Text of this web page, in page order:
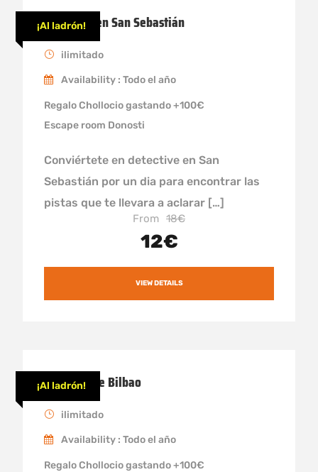
¡Al ladrón!
Detective en San Sebastián
ilimitado
Availability : Todo el año
Regalo Chollocio gastando +100€
Escape room Donosti
Conviértete en detective en San
Sebastián por un dia para encontrar las
pistas que te llevara a aclarar […]
From 18€
12€
VIEW DETAILS
¡Al ladrón!
El ladrón de Bilbao
ilimitado
Availability : Todo el año
Regalo Chollocio gastando +100€